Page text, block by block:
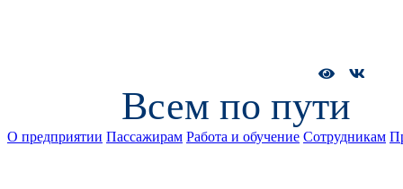
Всем по пути
О предприятии Пассажирам Работа и обучение Сотрудникам